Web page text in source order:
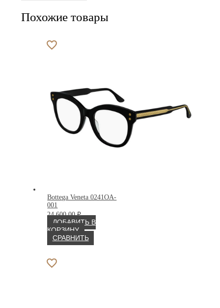
Похожие товары
Bottega Veneta 0241OA-
001
24 600.00₽
ДОБАВИТЬ В
КОРЗИНУ
СРАВНИТЬ